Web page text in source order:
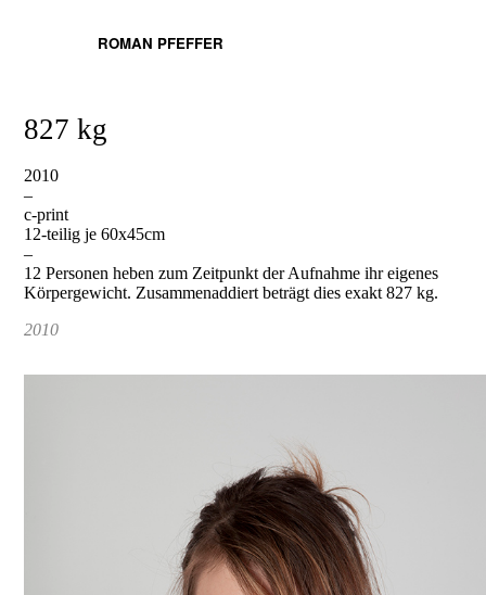
ROMAN PFEFFER
827 kg
2010
–
c-print
12-teilig je 60x45cm
–
12 Personen heben zum Zeitpunkt der Aufnahme ihr eigenes
Körpergewicht. Zusammenaddiert beträgt dies exakt 827 kg.
2010